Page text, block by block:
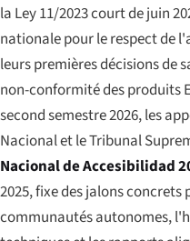
la Ley 11/2023 court de juin
nationale pour le respect de
leurs premières décisions de
non-conformité des produits
second semestre 2026, les
Nacional et le Tribunal
Nacional de Accesibilidad
2025, fixe des jalons
communautés autonomes,